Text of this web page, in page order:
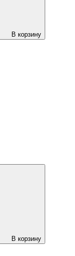
В корзину
В корзину